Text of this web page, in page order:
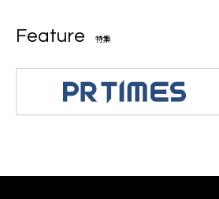
Feature 特集